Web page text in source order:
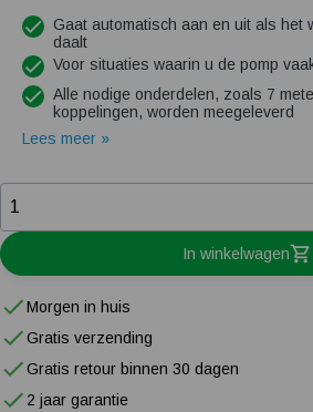
Gaat automatisch aan en uit als het
daalt
Voor situaties waarin u de pomp
Alle nodige onderdelen, zoals 7
koppelingen, worden meegeleverd
Lees meer »
In winkelwagen
Morgen in huis
Gratis verzending
Gratis retour binnen 30 dagen
2 jaar garantie